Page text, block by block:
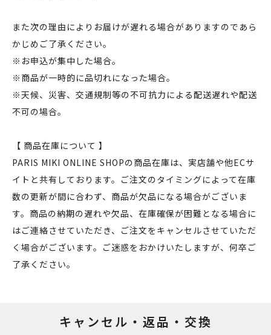
また次の理由によりお届けが遅れる場合がありますのであら
かじめご了承ください。
※お申込が集中した場合。
※商品が一時的に品切れになった場合。
※天候、災害、交通規制等の不可抗力による配送遅れや配送
不可の場合。
【 商品在庫について 】
PARIS MIKI ONLINE SHOPの商品在庫は、実店舗や他ECサ
イトと共有しております。ご注文のタイミングによって在庫
数の更新が間に合わず、商品が欠品になる場合がございま
す。商品の納期の遅れや欠品、在庫確保が困難となる場合に
はご連絡させていただき、ご注文をキャンセルさせていただ
く場合がございます。ご迷惑をおかけいたしますが、何卒ご
了承ください。
キャンセル・返品・交換